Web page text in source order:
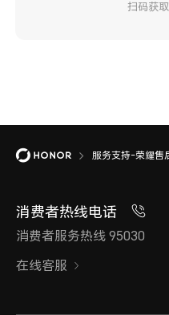
扫码获
服务支持-荣耀售
消费者热线电话
消费者服务热线 95030
在线客服